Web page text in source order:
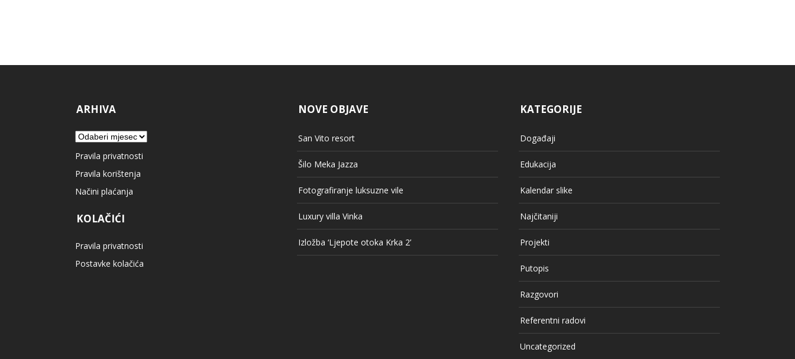
ARHIVA
Arhiva
Pravila privatnosti
Pravila korištenja
Načini plaćanja
KOLAČIĆI
Pravila privatnosti
Postavke kolačića
NOVE OBJAVE
San Vito resort
Šilo Meka Jazza
Fotografiranje luksuzne vile
Luxury villa Vinka
Izložba ‘Ljepote otoka Krka 2’
KATEGORIJE
Događaji
Edukacija
Kalendar slike
Najčitaniji
Projekti
Putopis
Razgovori
Referentni radovi
Uncategorized